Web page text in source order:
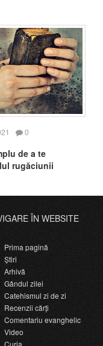
0
de a te
rugăciunii
ÎN WEBSITE
Prima pagină
Știri
Arhivă
Gândul zilei
Catehismul zi de zi
Recenzii cărți
Comentariu evanghelic
Video
Curia